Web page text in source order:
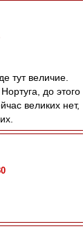
тут величие.
до этого
великих нет,